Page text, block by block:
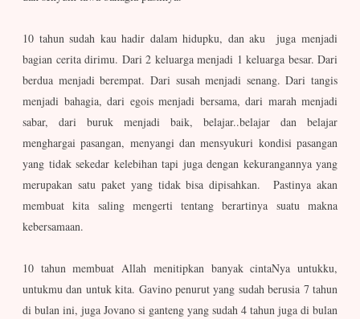
10 tahun sudah kau hadir dalam hidupku, dan aku juga menjadi
bagian cerita dirimu. Dari 2 keluarga menjadi 1 keluarga besar. Dari
berdua menjadi berempat. Dari susah menjadi senang. Dari tangis
menjadi bahagia, dari egois menjadi bersama, dari marah menjadi
sabar, dari buruk menjadi baik, belajar..belajar dan belajar
menghargai pasangan, menyangi dan mensyukuri kondisi pasangan
yang tidak sekedar kelebihan tapi juga dengan kekurangannya yang
merupakan satu paket yang tidak bisa dipisahkan. Pastinya akan
membuat kita saling mengerti tentang berartinya suatu makna
kebersamaan.
10 tahun membuat Allah menitipkan banyak cintaNya untukku,
untukmu dan untuk kita. Gavino penurut yang sudah berusia 7 tahun
di bulan ini, juga Jovano si ganteng yang sudah 4 tahun juga di bulan